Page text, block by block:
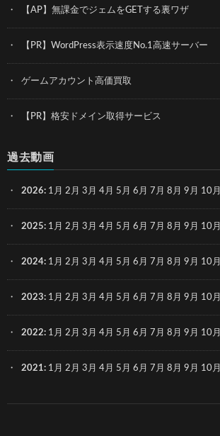
【AP】無課金でジェムをGETする裏ワザ
【PR】WordPress表示速度No.1高速サーバー
ゲームアカウント高価買取
【PR】格安ドメイン取得サービス
過去動画
2026: 1月 2月 3月 4月 5月 6月 7月 8月 9月 10月
2025: 1月 2月 3月 4月 5月 6月 7月 8月 9月 10月
2024: 1月 2月 3月 4月 5月 6月 7月 8月 9月 10月
2023: 1月 2月 3月 4月 5月 6月 7月 8月 9月 10月
2022: 1月 2月 3月 4月 5月 6月 7月 8月 9月 10月
2021: 1月 2月 3月 4月 5月 6月 7月 8月 9月 10月